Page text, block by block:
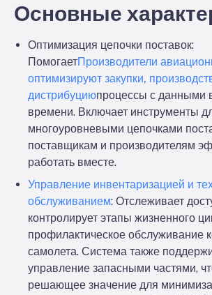
Основные
Оптимизация цепочки поставок:
ПомогаетПроизводители
оптимизируют закупки,
дистрибуциюпроцессы с данными
времени. Включает инструменты
многоуровневыми цепочками
поставщикам и производителям
работать вместе.
Управление инвентаризацией и
обслуживанием: Отслеживает
контролирует этапы жизненного
профилактическое обслуживание
самолета. Система также
управление запасными частями,
решающее значение для